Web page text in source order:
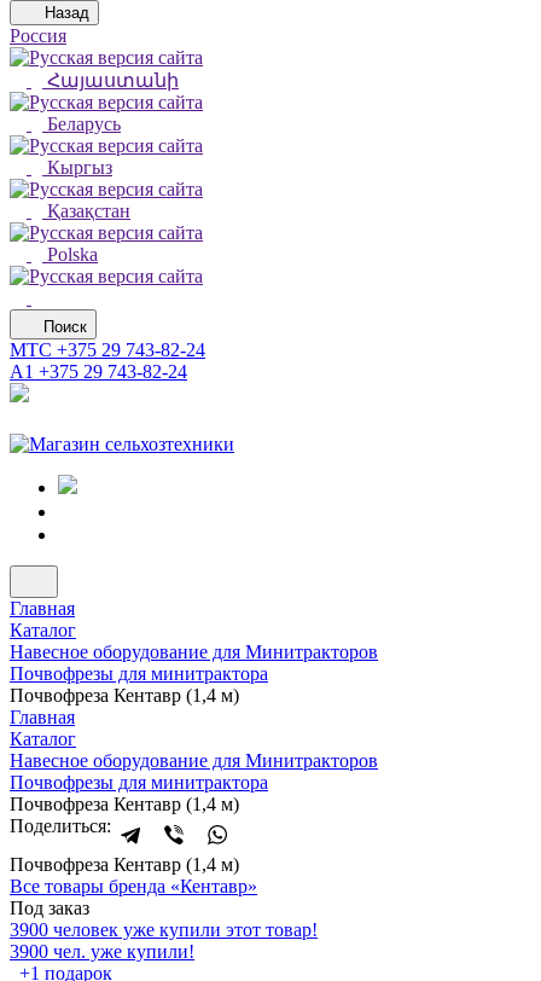
Назад
Россия
Հայաստանի
Беларусь
Кыргыз
Қазақстан
Polska
Поиск
МТС +375 29 743-82-24
А1 +375 29 743-82-24
Главная
Каталог
Навесное оборудование для Минитракторов
Почвофрезы для минитрактора
Почвофреза Кентавр (1,4 м)
Главная
Каталог
Навесное оборудование для Минитракторов
Почвофрезы для минитрактора
Почвофреза Кентавр (1,4 м)
Поделиться:
Почвофреза Кентавр (1,4 м)
Все товары бренда «Кентавр»
Под заказ
3900 человек уже купили этот товар!
3900 чел. уже купили!
+1 подарок